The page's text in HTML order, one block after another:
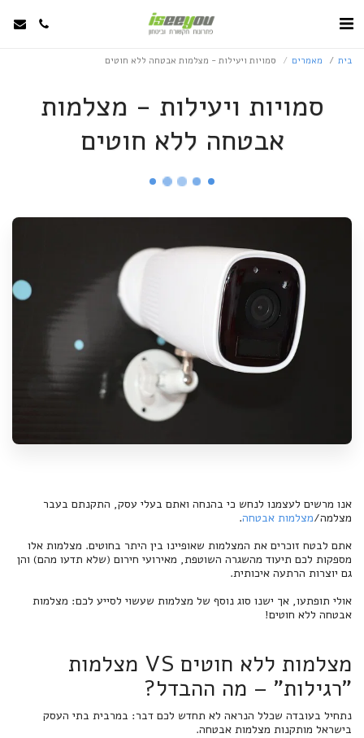
בית מאמרים סמויות ויעילות - מצלמות אבטחה ללא חוטים
סמויות ויעילות - מצלמות
אבטחה ללא חוטים
אנו מרשים לעצמנו לנחש כי בהנחה ואתם בעלי עסק, התקנתם בעבר
מצלמה/מצלמות אבטחה.
אתם לבטח זוכרים את המצלמות שאופיינו בין היתר בחוטים. מצלמות אלו
מספקות לכם תיעוד מהשגרה השוטפת, מאירועי חירום (שלא תדעו מהם) והן
גם יוצרות הרתעה איכותית.
אולי תופתעו, אך ישנו סוג נוסף של מצלמות שעשוי לסייע לכם: מצלמות
אבטחה ללא חוטים!
מצלמות ללא חוטים VS מצלמות
"רגילות" – מה ההבדל?
נתחיל בעובדה שכלל הנראה לא תחדש לכם דבר: במרבית בתי העסק
בישראל מותקנות מצלמות אבטחה.